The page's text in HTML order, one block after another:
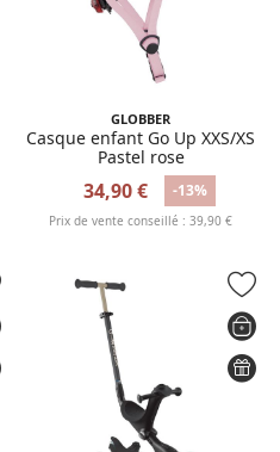
GLOBBER
Casque enfant Go Up XXS/XS
Pastel rose
34,90 € -13%
Prix de vente conseillé : 39,90 €